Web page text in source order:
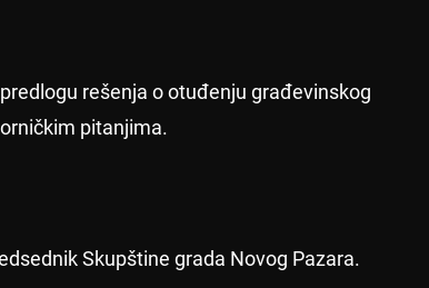
rešenja o otuđenju građevinskog
pitanjima.
Skupštine grada Novog Pazara.